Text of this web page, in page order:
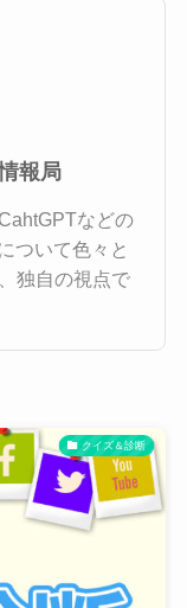
報局
などの
ついて色々と
独自の視点で
クイズ＆診断